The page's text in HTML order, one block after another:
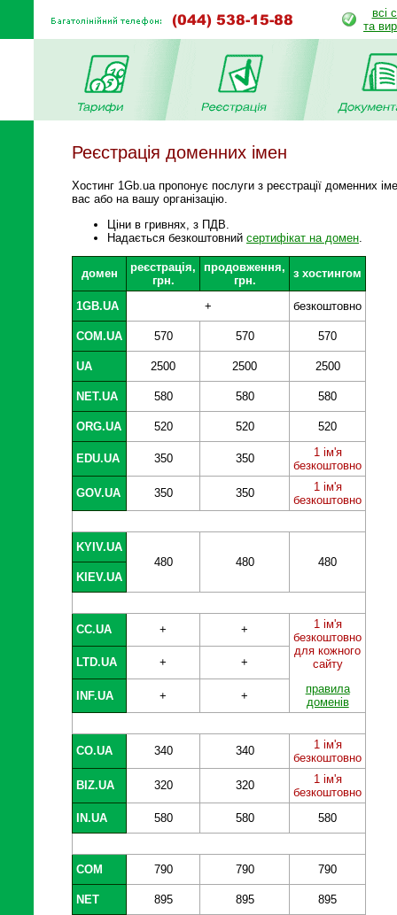
всі
та
Реєстрація доменних імен
Хостинг 1Gb.ua пропонує послуги з реєстрації доменних
вас або на вашу організацію.
Ціни в гривнях, з ПДВ.
Надається безкоштовний сертифікат на домен
домен
реєстрація,
грн.
продовження,
грн.
з хостингом
1GB.UA + безкоштовно
COM.UA 570 570 570
UA 2500 2500 2500
NET.UA 580 580 580
ORG.UA 520 520 520
EDU.UA 350 350
1 ім'я
безкоштовно
GOV.UA 350 350
1 ім'я
безкоштовно
KYIV.UA
480
480
480
KIEV.UA
CC.UA + +
1 ім'я
безкоштовно
для кожного
сайту
правила
доменів
LTD.UA + +
INF.UA + +
CO.UA 340 340
1 ім'я
безкоштовно
BIZ.UA 320 320
1 ім'я
безкоштовно
IN.UA
580 580 580
COM 790 790 790
NET 895 895 895